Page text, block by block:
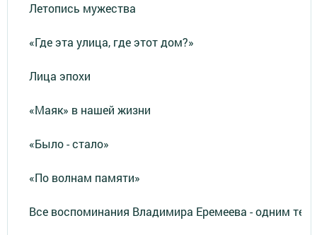
Летопись мужества
«Где эта улица, где этот дом?»
Лица эпохи
«Маяк» в нашей жизни
«Было - стало»
«По волнам памяти»
Все воспоминания Владимира Еремеева - одним